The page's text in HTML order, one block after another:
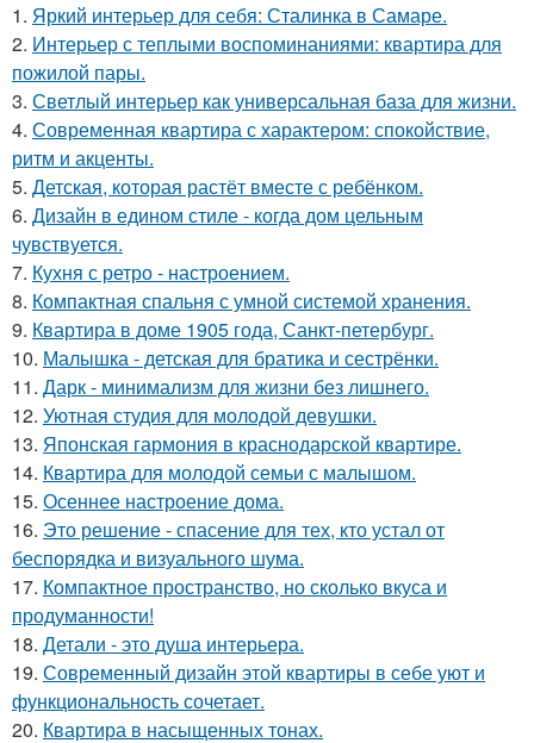
1. Яркий интерьер для себя: Сталинка в Самаре.
2. Интерьер с теплыми воспоминаниями: квартира для
пожилой пары.
3. Светлый интерьер как универсальная база для жизни.
4. Современная квартира с характером: спокойствие,
ритм и акценты.
5. Детская, которая растёт вместе с ребёнком.
6. Дизайн в едином стиле - когда дом цельным
чувствуется.
7. Кухня с ретро - настроением.
8. Компактная спальня с умной системой хранения.
9. Квартира в доме 1905 года, Санкт-петербург.
10. Малышка - детская для братика и сестрёнки.
11. Дарк - минимализм для жизни без лишнего.
12. Уютная студия для молодой девушки.
13. Японская гармония в краснодарской квартире.
14. Квартира для молодой семьи с малышом.
15. Осеннее настроение дома.
16. Это решение - спасение для тех, кто устал от
беспорядка и визуального шума.
17. Компактное пространство, но сколько вкуса и
продуманности!
18. Детали - это душа интерьера.
19. Современный дизайн этой квартиры в себе уют и
функциональность сочетает.
20. Квартира в насыщенных тонах.